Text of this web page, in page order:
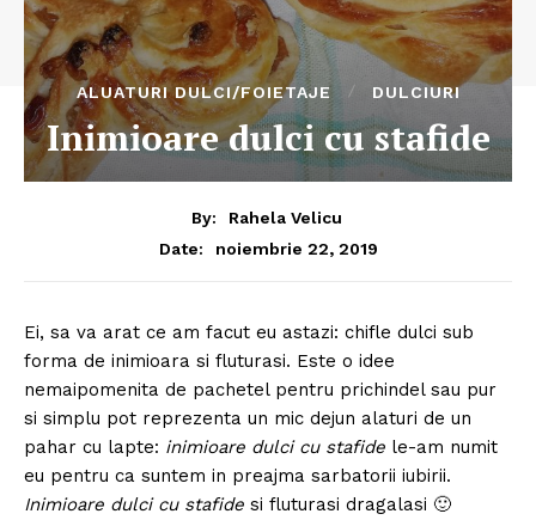
ALUATURI DULCI/FOIETAJE DULCIURI
Inimioare dulci cu stafide
By:
Rahela Velicu
Date:
noiembrie 22, 2019
Ei, sa va arat ce am facut eu astazi: chifle dulci sub
forma de inimioara si fluturasi. Este o idee
nemaipomenita de pachetel pentru prichindel sau pur
si simplu pot reprezenta un mic dejun alaturi de un
pahar cu lapte: inimioare dulci cu stafide le-am numit
eu pentru ca suntem in preajma sarbatorii iubirii.
Inimioare dulci cu stafide si fluturasi dragalasi 🙂